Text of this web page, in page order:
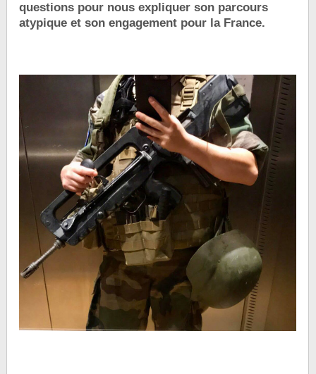
questions pour nous expliquer son parcours
atypique et son engagement pour la France.